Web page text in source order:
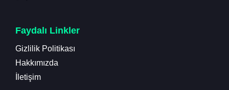
Faydalı Linkler
Gizlilik Politikası
Hakkımızda
İletişim